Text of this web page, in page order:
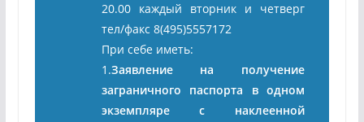
20.00 каждый вторник и четверг
тел/факс 8(495)5557172
При себе иметь:
1.Заявление на получение
заграничного паспорта в одном
экземпляре с наклеенной